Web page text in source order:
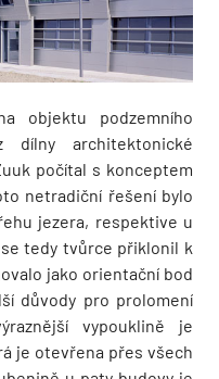
objektu podzemního
dílny architektonické
počítal s konceptem
netradiční řešení bylo
jezera, respektive u
tedy tvůrce přiklonil k
jako orientační bod
důvody pro prolomení
vypouklině je
je otevřena přes všech